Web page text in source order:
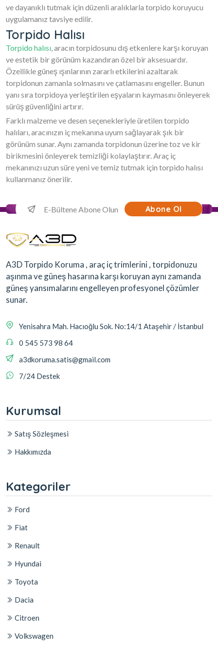
ve dayanıklı tutmak için düzenli aralıklarla torpido koruyucu
uygulamanız tavsiye edilir.
Torpido Halısı
Torpido halısı, aracın torpidosunu dış etkenlere karşı koruyan
ve estetik bir görünüm kazandıran özel bir aksesuardır.
Özellikle güneş ışınlarının zararlı etkilerini azaltarak
torpidonun zamanla solmasını ve çatlamasını engeller. Bunun
yanı sıra torpidoya yerleştirilen eşyaların kaymasını önleyerek
sürüş güvenliğini artırır.
Farklı malzeme ve desen seçenekleriyle üretilen torpido
halıları, aracınızın iç mekanına uyum sağlayarak şık bir
görünüm sunar. Aynı zamanda torpidonun üzerine toz ve kir
birikmesini önleyerek temizliği kolaylaştırır. Araç iç
mekanınızı uzun süre yeni ve temiz tutmak için torpido halısı
kullanmanız önerilir.
Abone Ol
A3D Torpido Koruma , araç iç trimlerini , torpidonuzu
aşınma ve güneş hasarına karşı koruyan aynı zamanda
güneş yansımalarını engelleyen profesyonel çözümler
sunar.
Yenisahra Mah. Hacıoğlu Sok. No:14/1 Ataşehir / İstanbul
0 545 573 98 64
a3dkoruma.satis@gmail.com
7/24 Destek
Kurumsal
Satış Sözleşmesi
Hakkımızda
Kategoriler
Ford
Fiat
Renault
Hyundai
Toyota
Dacia
Citroen
Volkswagen